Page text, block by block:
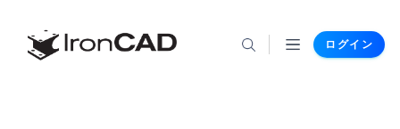
ログイン